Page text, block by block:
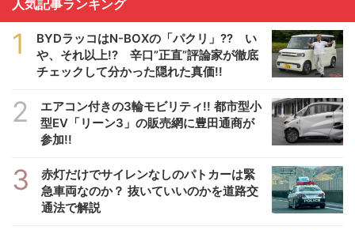
人気記事ランキング
1
BYDラッコはN-BOXの「パクリ」?? い
や、それ以上!? 辛口”正直”評論家が徹底
チェックして分かった隠れた真価!!
2
エアコン付きの3輪モビリティ!! 都市型小
型EV「リーン3」の販売網に豊田通商が
参加!!
3
赤灯だけでサイレンなしのパトカーは緊
急車両なのか？ 抜いていいのかを道路交
通法で解説